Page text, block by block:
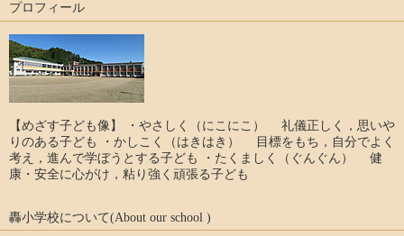
プロフィール
【めざす子ども像】 ・やさしく（にこにこ） 礼儀正しく，思いや
りのある子ども ・かしこく（はきはき） 目標をもち，自分でよく
考え，進んで学ぼうとする子ども ・たくましく（ぐんぐん） 健
康・安全に心がけ，粘り強く頑張る子ども
轟小学校について(About our school )